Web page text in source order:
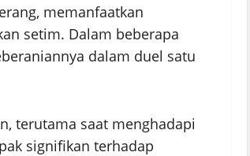
memanfaatkan
setim. Dalam beberapa
dalam duel satu
terutama saat menghadapi
signifikan terhadap